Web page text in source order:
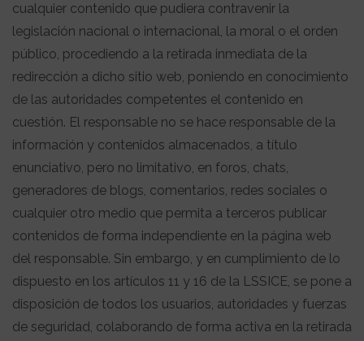
cualquier contenido que pudiera contravenir la
legislación nacional o internacional, la moral o el orden
público, procediendo a la retirada inmediata de la
redirección a dicho sitio web, poniendo en conocimiento
de las autoridades competentes el contenido en
cuestión. El responsable no se hace responsable de la
información y contenidos almacenados, a título
enunciativo, pero no limitativo, en foros, chats,
generadores de blogs, comentarios, redes sociales o
cualquier otro medio que permita a terceros publicar
contenidos de forma independiente en la página web
del responsable. Sin embargo, y en cumplimiento de lo
dispuesto en los artículos 11 y 16 de la LSSICE, se pone a
disposición de todos los usuarios, autoridades y fuerzas
de seguridad, colaborando de forma activa en la retirada